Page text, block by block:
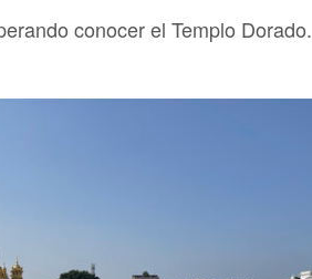
conocer el Templo Dorado.